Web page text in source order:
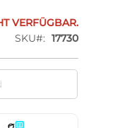
VERFÜGBAR.
SKU
17730